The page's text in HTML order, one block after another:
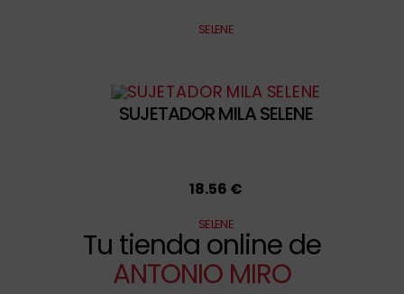
SELENE
SUJETADOR MILA SELENE
18.56 €
SELENE
Tu tienda online de
ANTONIO MIRO